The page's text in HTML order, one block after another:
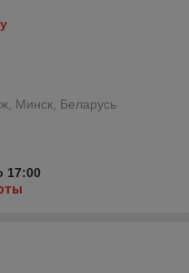
Минск, Беларусь
17:00